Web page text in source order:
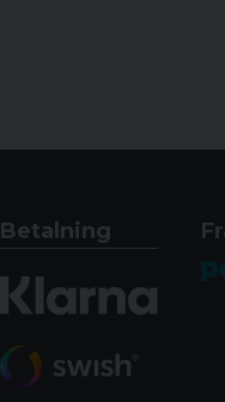
Betalning